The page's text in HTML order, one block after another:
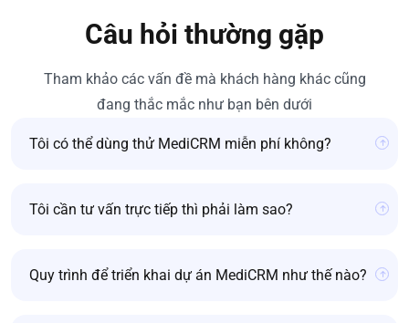
Câu hỏi thường gặp
Tham khảo các vấn đề mà khách hàng khác cũng
đang thắc mắc như bạn bên dưới
Tôi có thể dùng thử MediCRM miễn phí không?
Tôi cần tư vấn trực tiếp thì phải làm sao?
Quy trình để triển khai dự án MediCRM như thế nào?